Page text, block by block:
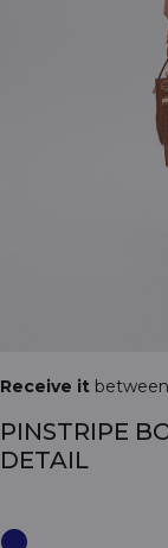
Receive it
PINSTRIPE
DETAIL